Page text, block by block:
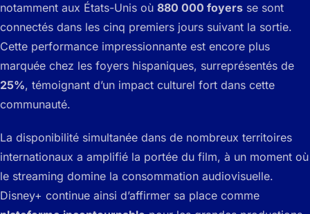
notamment aux États-Unis où 880 000 foyers se sont
connectés dans les cinq premiers jours suivant la sortie.
Cette performance impressionnante est encore plus
marquée chez les foyers hispaniques, surreprésentés de
25%, témoignant d’un impact culturel fort dans cette
communauté.
La disponibilité simultanée dans de nombreux territoires
internationaux a amplifié la portée du film, à un moment où
le streaming domine la consommation audiovisuelle.
Disney+ continue ainsi d’affirmer sa place comme